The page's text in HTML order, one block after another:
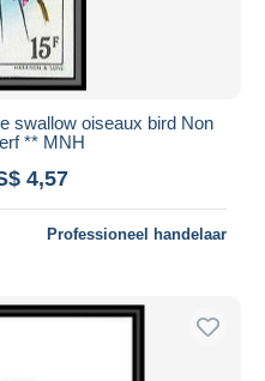
swallow oiseaux bird Non
** MNH
4,57
Professioneel handelaar